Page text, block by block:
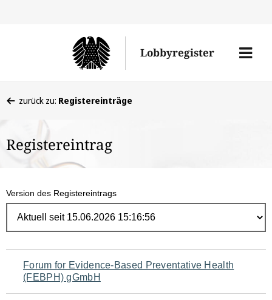
Lobbyregister
Menü
befinden
hier:
zurück zu: Registereinträge
Registereintrag
Version des Registereintrags
Navigation
für
Forum for Evidence-Based Preventative Health
(FEBPH) gGmbH